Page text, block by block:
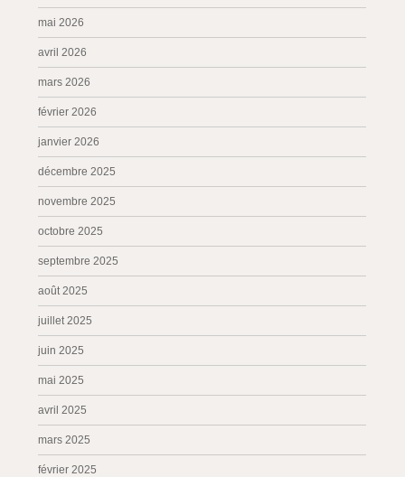
mai 2026
avril 2026
mars 2026
février 2026
janvier 2026
décembre 2025
novembre 2025
octobre 2025
septembre 2025
août 2025
juillet 2025
juin 2025
mai 2025
avril 2025
mars 2025
février 2025